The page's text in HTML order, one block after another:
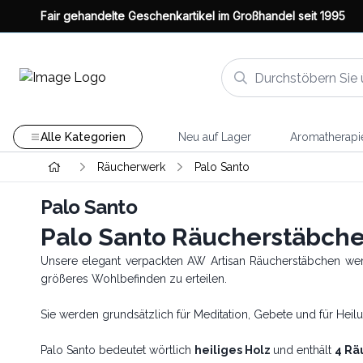
Fair gehandelte Geschenkartikel im Großhandel seit 1995
Alle Kategorien Neu auf Lager
Räucherwerk Palo Santo
Palo Santo
Palo Santo
Unsere elegant verpackten AW Artisan Räucherstäbchen
größeres Wohlbefinden zu erteilen.
Sie werden grundsätzlich für Meditation, Gebete und für
Palo Santo bedeutet wörtlich heiliges Holz und enthält 4